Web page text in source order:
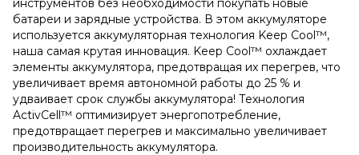
батареи и зарядные устройства. В этом аккумуляторе
используется аккумуляторная технология Keep Cool™,
наша самая крутая инновация. Keep Cool™ охлаждает
элементы аккумулятора, предотвращая их перегрев, что
увеличивает время автономной работы до 25 % и
удваивает срок службы аккумулятора! Технология
ActivCell™ оптимизирует энергопотребление,
предотвращает перегрев и максимально увеличивает
производительность аккумулятора.